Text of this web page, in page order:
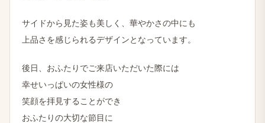
サイドから見た姿も美しく、華やかさの中にも
上品さを感じられるデザインとなっています。
後日、おふたりでご来店いただいた際には
幸せいっぱいの女性様の
笑顔を拝見することができ
おふたりの大切な節目に